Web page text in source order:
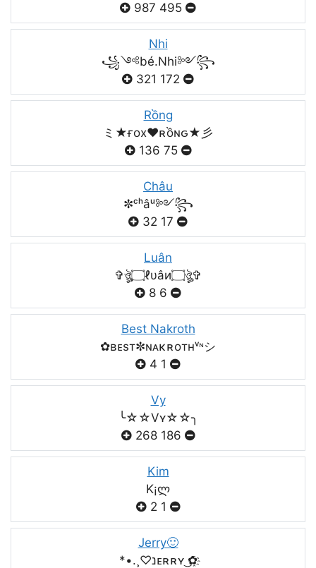
987 495
Nhi
꧁༺bé.Nhi༻꧂
321 172
Rồng
ミ★ғox♥️ʀồɴԍ★彡
136 75
Châu
✼ᶜʰâᵘ༻꧂
32 17
Luân
✞ঔৣ۝ℓυâи۝ঔৣ✞
8 6
Best Nakroth
✿ʙᴇsт✼ɴᴀκʀoтнᵛᶰシ
4 1
Vy
╰☆☆Vʏ☆☆╮
268 186
Kim
K¡ლ
2 1
Jerry🙂
*•.¸♡נᴇʀʀʏ ͜✿҈